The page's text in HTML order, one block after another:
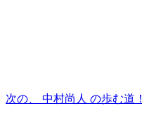
次の、 中村尚人 の歩む道！